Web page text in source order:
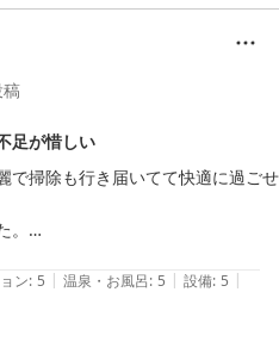
足が惜しい
で掃除も行き届いてて快適に過ごせ
ドキーが無いと自分の部屋のフロ
ンの時になかったので、私は以前
したが、一緒にエレベーターに乗
で教えてさしあげました。
ン: 5 | 温泉・お風呂: 5 | 設備: 5 |